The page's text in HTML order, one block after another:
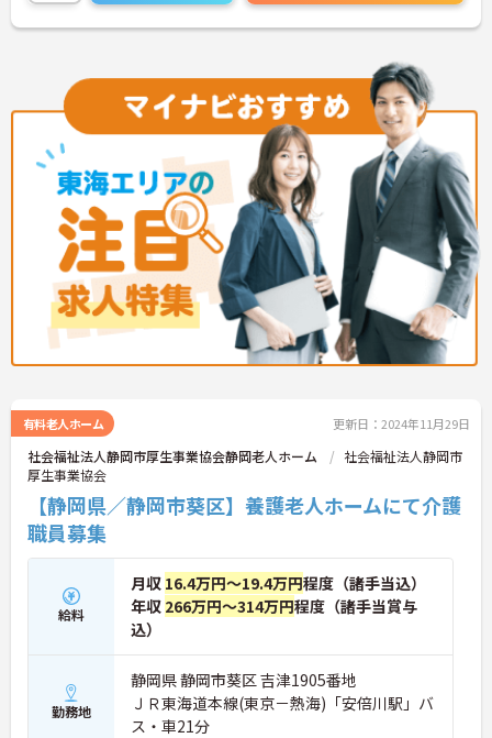
有料老人ホーム 更新日：2024年11月29日
社会福祉法人静岡市厚生事業協会静岡老人ホーム
社会福祉法人静岡市
厚生事業協会
【静岡県／静岡市葵区】養護老人ホームにて介護
職員募集
給料
月収 16.4万円～19.4万円程度（諸手当込）
年収 266万円～314万円程度（諸手当賞与
込）
勤務地
静岡県 静岡市葵区 吉津1905番地
ＪＲ東海道本線(東京－熱海)「安倍川駅」バ
ス・車21分